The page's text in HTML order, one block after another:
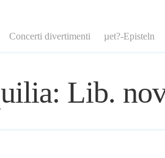
Concerti divertimenti µet?-Episteln
Lib.